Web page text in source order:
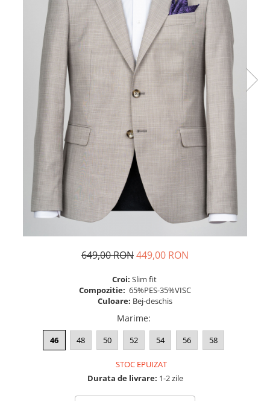
649,00 RON449,00 RON
Croi: Slim fit
Compozitie: 65%PES-35%VISC
Culoare: Bej-deschis
Marime:
46 48 50 52 54 56 58
STOC EPUIZAT
Durata de livrare: 1-2 zile